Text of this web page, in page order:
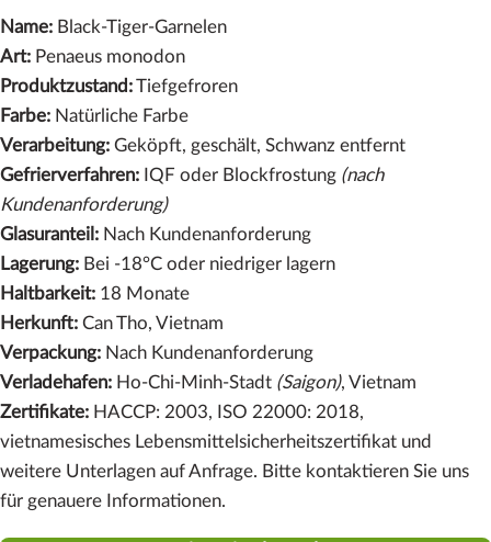
Name: Black-Tiger-Garnelen
Art: Penaeus monodon
Produktzustand:Tiefgefroren
Farbe: Natürliche Farbe
Verarbeitung: Geköpft, geschält, Schwanz entfernt
Gefrierverfahren: IQF oder Blockfrostung (nach
Kundenanforderung)
Glasuranteil: Nach Kundenanforderung
Lagerung: Bei -18°C oder niedriger lagern
Haltbarkeit: 18 Monate
Herkunft: Can Tho, Vietnam
Verpackung: Nach Kundenanforderung
Verladehafen: Ho-Chi-Minh-Stadt (Saigon), Vietnam
Zertifikate: HACCP: 2003, ISO 22000: 2018,
vietnamesisches Lebensmittelsicherheitszertifikat und
weitere Unterlagen auf Anfrage. Bitte kontaktieren Sie uns
für genauere Informationen.